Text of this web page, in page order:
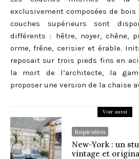
exclusivement composées de
couches supérieurs sont
différents : hêtre, noyer, chêne,
orme, frêne, cerisier et érable.
reposait sur trois pieds fins en
la mort de l’architecte, la
proposer une version de la chaise
Voir aussi
Inspiration
New-York : un
vintage et